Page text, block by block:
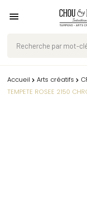
Accueil Arts créatifs
TEMPETE ROSEE 2150